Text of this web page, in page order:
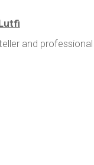
and professional